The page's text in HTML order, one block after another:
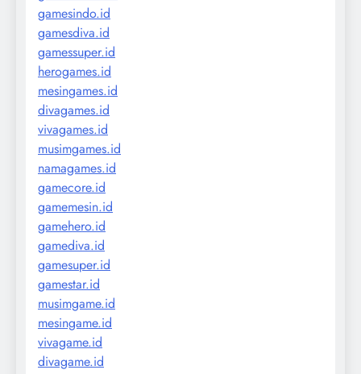
gamesindo.id
gamesdiva.id
gamessuper.id
herogames.id
mesingames.id
divagames.id
vivagames.id
musimgames.id
namagames.id
gamecore.id
gamemesin.id
gamehero.id
gamediva.id
gamesuper.id
gamestar.id
musimgame.id
mesingame.id
vivagame.id
divagame.id